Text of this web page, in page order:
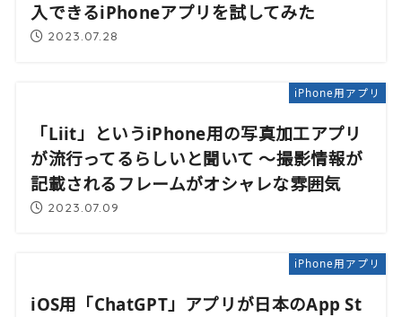
入できるiPhoneアプリを試してみた
2023.07.28
iPhone用アプリ
「Liit」というiPhone用の写真加工アプリ
が流行ってるらしいと聞いて 〜撮影情報が
記載されるフレームがオシャレな雰囲気
2023.07.09
iPhone用アプリ
iOS用「ChatGPT」アプリが日本のApp St